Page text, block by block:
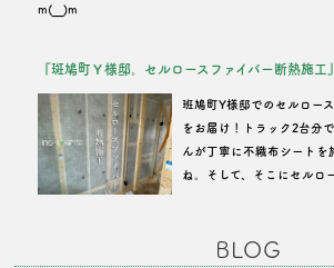
m(__)m
『斑鳩町Ｙ様邸。セルロースファイバー断熱施工』
班鳩町Y様邸でのセルロー
をお届け！トラック2台分
んが丁寧に不織布シートを
ね。そして、そこにセルロ
BLOG